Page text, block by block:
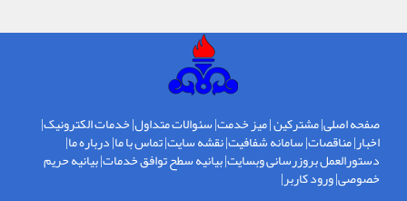
صفحه اصلی|مشترکین|میز خدمت|سئوالات متداول|خدمات الکترونیک|
اخبار|مناقصات|سامانه شفافیت|نقشه سایت|تماس با ما|درباره ما|
دستورالعمل بروزرسانی وبسایت|بیانیه سطح توافق خدمات|بیانیه حریم
خصوصی|ورود کاربر|